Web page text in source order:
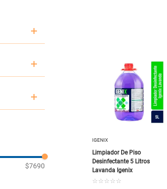
$7690
IGENIX
Limpiador De Piso
Desinfectante 5 Litros
Lavanda Igenix
☆ ☆ ☆ ☆ ☆